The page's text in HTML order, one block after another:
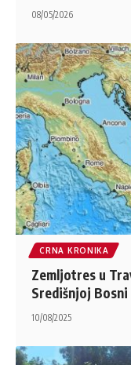
08/05/2026
CRNA KRONIKA
Zemljotres u
Središnjoj Bosni
10/08/2025